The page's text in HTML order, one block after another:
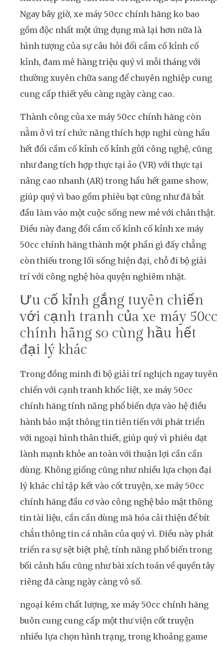
Ngay bây giờ, xe máy 50cc chính hãng ko bao
gồm độc nhất một ứng dụng mà lại hơn nữa là
hình tượng của sự câu hỏi đổi cầm cố kỉnh cố
kỉnh, đam mê hàng triệu quý vì mỗi tháng với
thường xuyên chữa sang để chuyên nghiệp cung
cung cấp thiết yếu càng ngày càng cao.
Thành công của xe máy 50cc chính hãng còn
nằm ở vì trí chức năng thích hợp nghi cùng hầu
hết đổi cầm cố kỉnh cố kỉnh gửi công nghệ, cũng
như đang tích hợp thực tại ảo (VR) với thực tại
nâng cao nhanh (AR) trong hầu hết game show,
giúp quý vì bao gồm phiêu bạt cũng như đã bắt
đầu làm vào một cuộc sống new mẻ với chân thật.
Điều này đang đổi cầm cố kỉnh cố kỉnh xe máy
50cc chính hãng thành một phần gì đấy chẳng
còn thiếu trong lối sống hiện đại, chỗ đi bộ giải
trí với công nghệ hòa quyện nghiêm nhặt.
Ưu cố kỉnh gắng tuyên chiến
với cạnh tranh của xe máy 50cc
chính hãng so cùng hầu hết
đại lý khác
Trong đồng minh đi bộ giải trí nghịch ngay tuyên
chiến với cạnh tranh khốc liệt, xe máy 50cc
chính hãng tính năng phổ biến dựa vào hệ điều
hành bảo mật thông tin tiên tiến với phát triển
với ngoại hình thân thiết, giúp quý vì phiêu dạt
lành mạnh khỏe an toàn với thuận lợi cần cần
dùng. Không giống cũng như nhiều lựa chọn đại
lý khác chỉ tập kết vào cốt truyện, xe máy 50cc
chính hãng đầu cơ vào công nghệ bảo mật thông
tin tài liệu, cần cần dùng mã hóa cải thiện để bít
chắn thông tin cá nhân của quý vì. Điều này phát
triển ra sự sệt biệt phệ, tính năng phổ biến trong
bối cảnh hầu cũng như bài xích toán về quyền tây
riêng đã càng ngày càng vô số.
ngoại kém chất lượng, xe máy 50cc chính hãng
buôn cung cung cấp một thư viện cốt truyện
nhiều lựa chọn hình trạng, trong khoảng game